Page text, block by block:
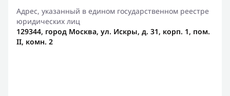
Адрес, указанный в едином государственном реестре
юридических лиц
129344, город Москва, ул. Искры, д. 31, корп. 1, пом.
II, комн. 2